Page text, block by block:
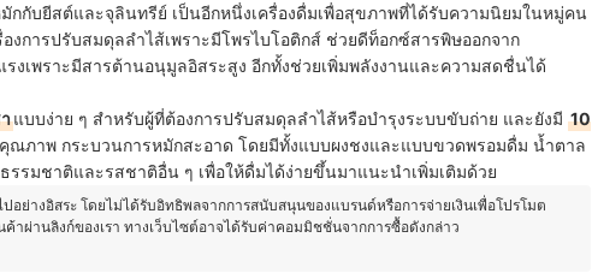
กกับยีสต์และจุลินทรีย์ เป็นอีกหนึ่งเครื่องดื่มเพื่อสุขภาพที่ได้รับความนิยมในหมู่คน
การปรับสมดุลลำไส้เพราะมีโพรไบโอติกส์ ช่วยดีท็อกซ์สารพิษออกจาก
งเพราะมีสารต้านอนุมูลอิสระสูง อีกทั้งช่วยเพิ่มพลังงานและความสดชื่นได้
แบบง่าย ๆ สำหรับผู้ที่ต้องการปรับสมดุลลำไส้หรือบำรุงระบบขับถ่าย และยังมี 10
ณภาพ กระบวนการหมักสะอาด โดยมีทั้งแบบผงชงและแบบขวดพรอมดื่ม น้ำตาล
รรมชาติและรสชาติอื่น ๆ เพื่อให้ดื่มได้ง่ายขึ้นมาแนะนำเพิ่มเติมด้วย
อย่างอิสระ โดยไม่ได้รับอิทธิพลจากการสนับสนุนของแบรนด์หรือการจ่ายเงินเพื่อโปรโมต
ผ่านลิงก์ของเรา ทางเว็บไซต์อาจได้รับค่าคอมมิชชั่นจากการซื้อดังกล่าว